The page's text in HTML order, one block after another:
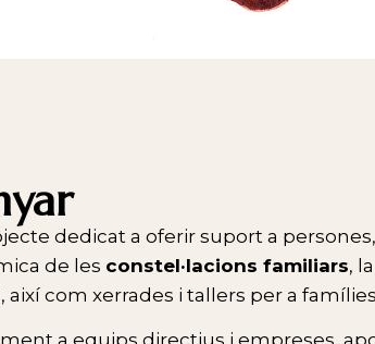
dedicat a oferir suport a
de les constel·lacions familiars, la
com xerrades i tallers per a